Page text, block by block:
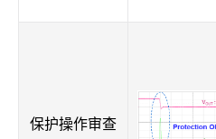
保护操作审查